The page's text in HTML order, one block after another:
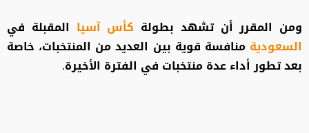
ومن المقرر أن تشهد بطولة كأس آسيا المقبلة في
السعوديةمنافسة قوية بين العديد من المنتخبات، خاصة
بعد تطور أداء عدة منتخبات في الفترة الأخيرة.